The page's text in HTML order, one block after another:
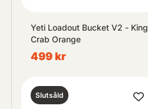
Yeti Loadout Bucket V2 - King
Crab Orange
499 kr
Slutsåld